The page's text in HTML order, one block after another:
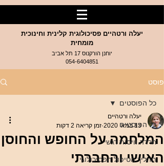
יעלה ורטהיים פסיכולוגית קלינית וחינוכית
מומחית
יוחנן הורקנוס 17 תל אביב
054-6404851
פוסט
כל הפוסטים
חרדה וויסות רגשי
תהליך הטיפול הפסיכולוגי
כל הפוסטים
המלחמה על החופש והחוסן
האישי והחברתי
יעלה ורטהיים
13 במאי 2020
זמן קריאה 2 דקות